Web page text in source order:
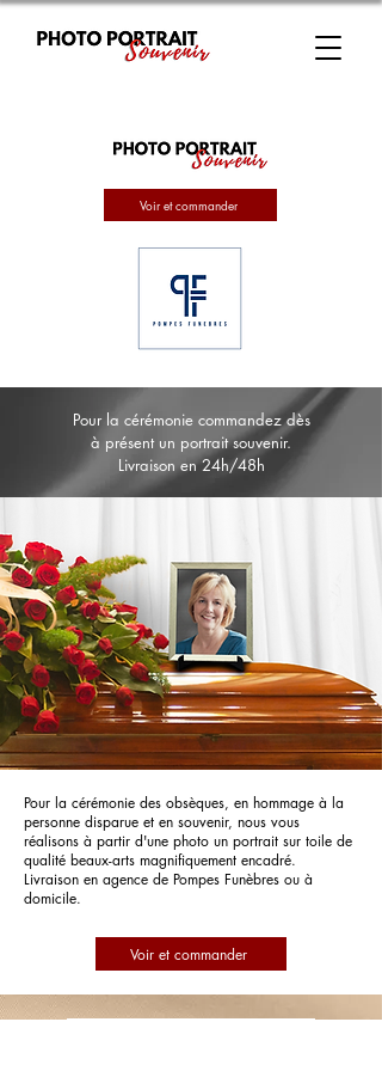
Voir et commander
Pour la cérémonie commandez dès
à présent un portrait souvenir.
Livraison en 24h/48h
Pour la cérémonie des obsèques, en hommage à la
personne disparue et en souvenir, nous vous
réalisons à partir d'une photo un portrait sur toile de
qualité beaux-arts magnifiquement encadré.
Livraison en agence de Pompes Funèbres ou à
domicile.
Voir et commander